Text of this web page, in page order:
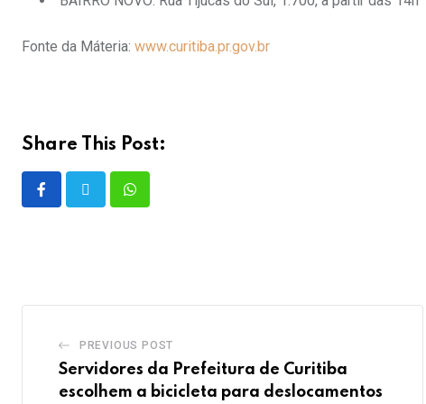
Fonte da Máteria: www.curitiba.pr.gov.br
Share This Post:
PREVIOUS POST
Servidores da Prefeitura de Curitiba
escolhem a bicicleta para deslocamentos